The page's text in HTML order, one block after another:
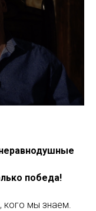
победа!
мы знаем.